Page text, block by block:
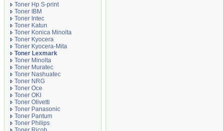
Toner Hp S-print
Toner IBM
Toner Intec
Toner Katun
Toner Konica Minolta
Toner Kyocera
Toner Kyocera-Mita
Toner Lexmark
Toner Minolta
Toner Muratec
Toner Nashuatec
Toner NRG
Toner Oce
Toner OKI
Toner Olivetti
Toner Panasonic
Toner Pantum
Toner Philips